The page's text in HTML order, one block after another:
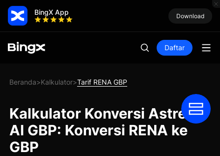
BingX App Download
Daftar
Beranda>Kalkulator>Tarif RENA GBP
Kalkulator Konversi Astrena
AI GBP: Konversi RENA ke
GBP